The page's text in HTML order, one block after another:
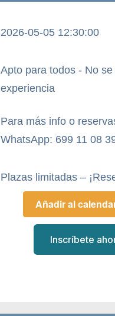
2026-05-05 12:30:00
Apto para todos - No
experiencia
Para más info o
WhatsApp: 699 11 08
Plazas limitadas –
Añadir al
Inscríbete